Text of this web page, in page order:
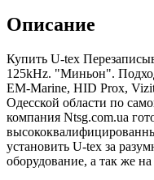
Описание
Купить U-tex
125kHz. "Миньон".
EM-Marine, HID Prox,
Одесской области по
компания Ntsg.com.ua
установить U-tex за
оборудование, а так же